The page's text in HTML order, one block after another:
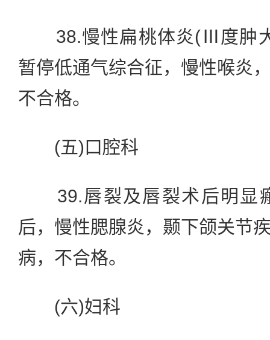
38.慢性扁桃体炎(Ⅲ度肿大
暂停低通气综合征，慢性喉炎
不合格。
(五)口腔科
39.唇裂及唇裂术后明显
后，慢性腮腺炎，颞下颌关节
病，不合格。
(六)妇科